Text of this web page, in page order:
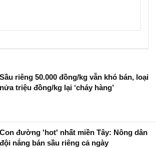
Sầu riêng 50.000 đồng/kg vẫn khó bán, loại
nửa triệu đồng/kg lại ‘cháy hàng’
Con đường 'hot' nhất miền Tây: Nông dân
đội nắng bán sầu riêng cả ngày